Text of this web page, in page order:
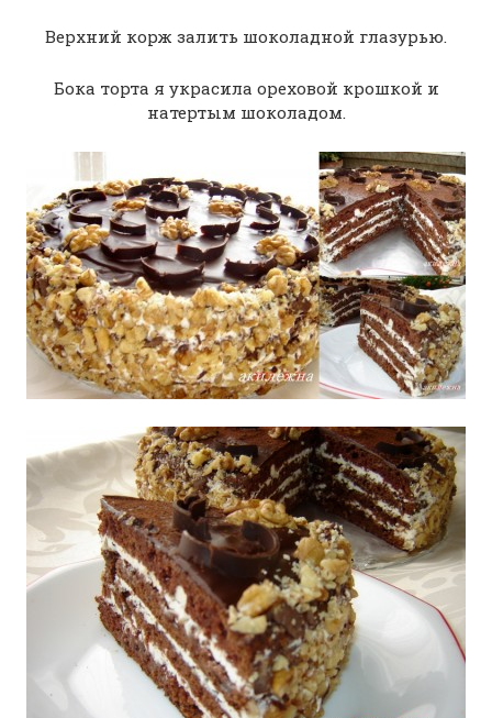
Верхний корж залить шоколадной глазурью.
Бока торта я украсила ореховой крошкой и
натертым шоколадом.